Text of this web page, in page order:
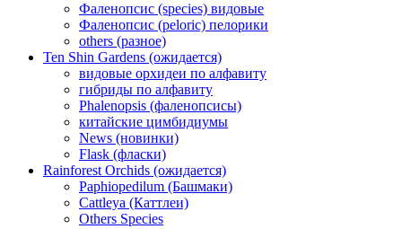
Фаленопсис (species) видовые
Фаленопсис (peloric) пелорики
others (разное)
Ten Shin Gardens (ожидается)
видовые орхидеи по алфавиту
гибриды по алфавиту
Phalenopsis (фаленопсисы)
китайские цимбидиумы
News (новинки)
Flask (фласки)
Rainforest Orchids (ожидается)
Paphiopedilum (Башмаки)
Cattleya (Каттлеи)
Others Species